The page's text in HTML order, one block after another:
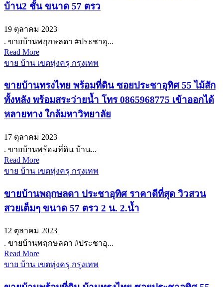
บ้าน2 ชั้น ขนาด 57 ตรว
19 ตุลาคม 2023
. ขายบ้านพฤกษลดา #ประชาอุ...
Read More
ขาย บ้าน เขตทุ่งครุ กรุงเทพ
ขายบ้านทรงไทย พร้อมที่ดิน ซอยประชาอุทิศ 55 ไม้สัก
ทั้งหลัง พร้อมสระว่ายน้ำ โทร 0865968775 เข้าออกได้
หลายทาง ใกล้มหาวิทยาลัย
17 ตุลาคม 2023
. ขายบ้านพร้อมที่ดิน บ้าน...
Read More
ขาย บ้าน เขตทุ่งครุ กรุงเทพ
ขายบ้านพฤกษลดา ประชาอุทิศ ราคาดีที่สุด วิวสวน
สวยเต็มๆ ขนาด 57 ตรว 2 น. 2.น้ำ
12 ตุลาคม 2023
. ขายบ้านพฤกษลดา #ประชาอุ...
Read More
ขาย บ้าน เขตทุ่งครุ กรุงเทพ